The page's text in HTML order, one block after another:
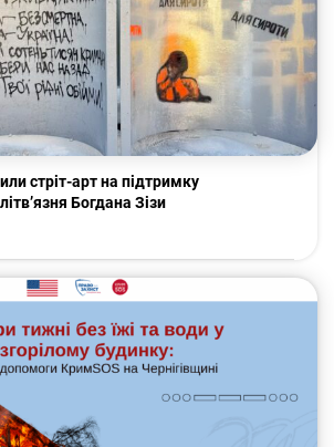
стріт-арт на підтримку
Богдана Зізи